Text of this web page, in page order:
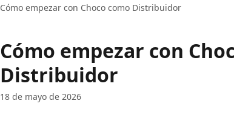
Cómo empezar con Choco como Distribuidor
Cómo empezar con
Distribuidor
18 de mayo de 2026